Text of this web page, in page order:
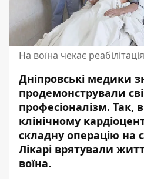
На воїна чекає реабілітація
Дніпровські медики
продемонстрували
професіоналізм. Так,
клінічному
складну операцію на
Лікарі врятували
воїна.